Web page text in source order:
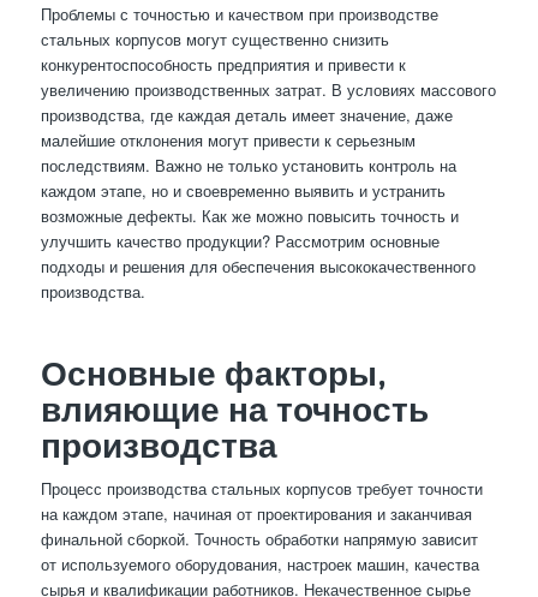
Проблемы с точностью и качеством при производстве
стальных корпусов могут существенно снизить
конкурентоспособность предприятия и привести к
увеличению производственных затрат. В условиях массового
производства, где каждая деталь имеет значение, даже
малейшие отклонения могут привести к серьезным
последствиям. Важно не только установить контроль на
каждом этапе, но и своевременно выявить и устранить
возможные дефекты. Как же можно повысить точность и
улучшить качество продукции? Рассмотрим основные
подходы и решения для обеспечения высококачественного
производства.
Основные факторы,
влияющие на точность
производства
Процесс производства стальных корпусов требует точности
на каждом этапе, начиная от проектирования и заканчивая
финальной сборкой. Точность обработки напрямую зависит
от используемого оборудования, настроек машин, качества
сырья и квалификации работников. Некачественное сырье